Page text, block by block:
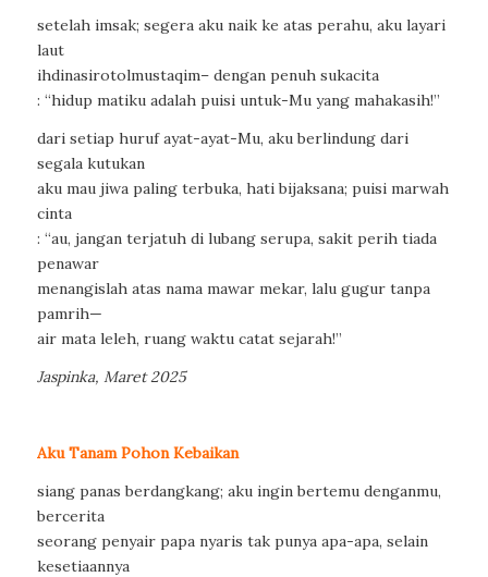
setelah imsak; segera aku naik ke atas perahu, aku layari
laut
ihdinasirotolmustaqim– dengan penuh sukacita
: “hidup matiku adalah puisi untuk-Mu yang mahakasih!”
dari setiap huruf ayat-ayat-Mu, aku berlindung dari
segala kutukan
aku mau jiwa paling terbuka, hati bijaksana; puisi marwah
cinta
: “au, jangan terjatuh di lubang serupa, sakit perih tiada
penawar
menangislah atas nama mawar mekar, lalu gugur tanpa
pamrih—
air mata leleh, ruang waktu catat sejarah!”
Jaspinka, Maret 2025
Aku Tanam Pohon Kebaikan
siang panas berdangkang; aku ingin bertemu denganmu,
bercerita
seorang penyair papa nyaris tak punya apa-apa, selain
kesetiaannya